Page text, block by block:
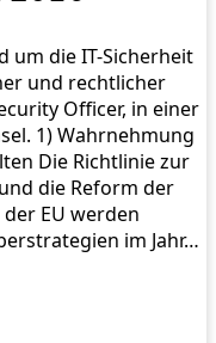
um die IT-Sicherheit
und rechtlicher
Officer, in einer
1) Wahrnehmung
Die Richtlinie zur
die Reform der
EU werden
im Jahr…